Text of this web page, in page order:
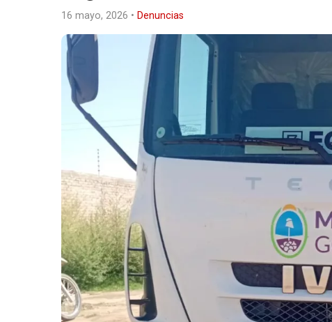
16 mayo, 2026 • Denuncias